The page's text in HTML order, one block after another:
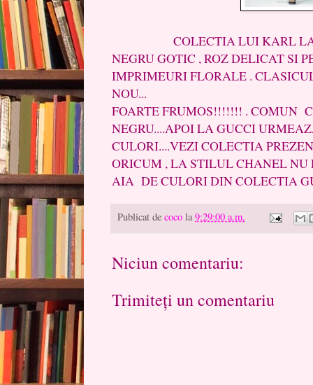
COLECTIA LUI KARL
NEGRU GOTIC , ROZ DELICAT SI
IMPRIMEURI FLORALE .
NOU...
FOARTE FRUMOS!!!!!!! . COMUN
NEGRU....APOI LA GUCCI
CULORI....VEZI COLECTIA
ORICUM , LA STILUL CHANEL
AIA DE CULORI DIN COLECTIA
Publicat de coco la9:29:00 a.m.
Niciun comentariu:
Trimiteți un comentariu